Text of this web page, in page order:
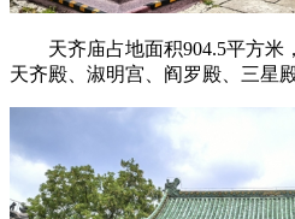
天齐庙占地面积904.5平方米
天齐殿、淑明宫、阎罗殿、三星